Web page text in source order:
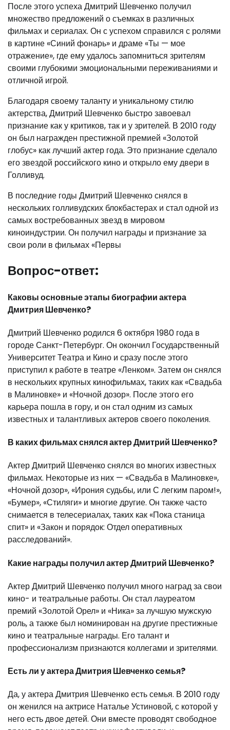
После этого успеха Дмитрий Шевченко получил
множество предложений о съемках в различных
фильмах и сериалах. Он с успехом справился с ролями
в картине «Синий фонарь» и драме «Ты — мое
отражение», где ему удалось запомниться зрителям
своими глубокими эмоциональными переживаниями и
отличной игрой.
Благодаря своему таланту и уникальному стилю
актерства, Дмитрий Шевченко быстро завоевал
признание как у критиков, так и у зрителей. В 2010 году
он был награжден престижной премией «Золотой
глобус» как лучший актер года. Это признание сделало
его звездой российского кино и открыло ему двери в
Голливуд.
В последние годы Дмитрий Шевченко снялся в
нескольких голливудских блокбастерах и стал одной из
самых востребованных звезд в мировом
киноиндустрии. Он получил награды и признание за
свои роли в фильмах «Первы
Вопрос-ответ:
Каковы основные этапы биографии актера
Дмитрия Шевченко?
Дмитрий Шевченко родился 6 октября 1980 года в
городе Санкт-Петербург. Он окончил Государственный
Университет Театра и Кино и сразу после этого
приступил к работе в театре «Ленком». Затем он снялся
в нескольких крупных кинофильмах, таких как «Свадьба
в Малиновке» и «Ночной дозор». После этого его
карьера пошла в гору, и он стал одним из самых
известных и талантливых актеров своего поколения.
В каких фильмах снялся актер Дмитрий Шевченко?
Актер Дмитрий Шевченко снялся во многих известных
фильмах. Некоторые из них — «Свадьба в Малиновке»,
«Ночной дозор», «Ирония судьбы, или С легким паром!»,
«Бумер», «Стиляги» и многие другие. Он также часто
снимается в телесериалах, таких как «Пока станица
спит» и «Закон и порядок: Отдел оперативных
расследований».
Какие награды получил актер Дмитрий Шевченко?
Актер Дмитрий Шевченко получил много наград за свои
кино- и театральные работы. Он стал лауреатом
премий «Золотой Орел» и «Ника» за лучшую мужскую
роль, а также был номинирован на другие престижные
кино и театральные награды. Его талант и
профессионализм признаются коллегами и зрителями.
Есть ли у актера Дмитрия Шевченко семья?
Да, у актера Дмитрия Шевченко есть семья. В 2010 году
он женился на актрисе Наталье Устиновой, с которой у
него есть двое детей. Они вместе проводят свободное